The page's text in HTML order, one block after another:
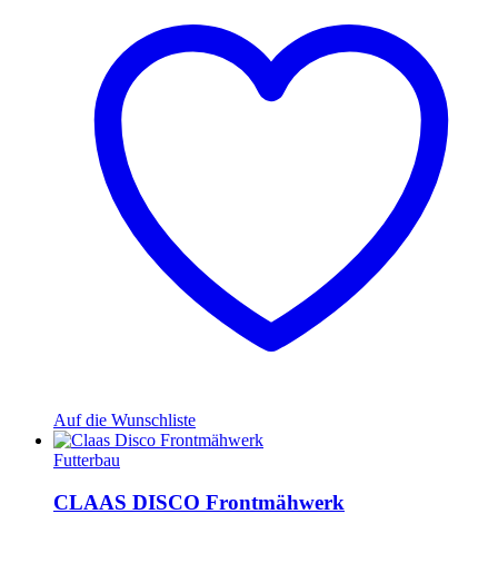
Auf die Wunschliste
Futterbau
CLAAS DISCO Frontmähwerk